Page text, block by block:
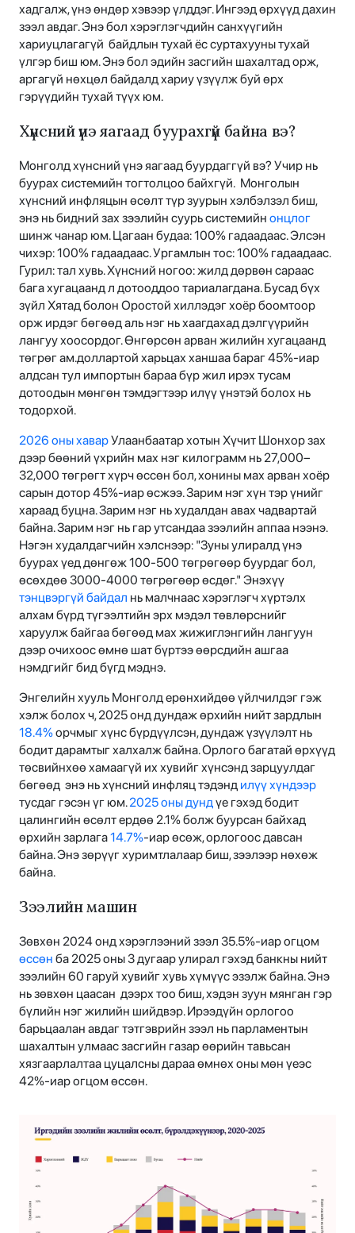
хадгалж, үнэ өндөр хэвээр үлддэг. Ингээд өрхүүд дахин
зээл авдаг. Энэ бол хэрэглэгчдийн санхүүгийн
хариуцлагагүй байдлын тухай ёс суртахууны тухай
үлгэр биш юм. Энэ бол эдийн засгийн шахалтад орж,
аргагүй нөхцөл байдалд хариу үзүүлж буй өрх
гэрүүдийн тухай түүх юм.
Хүнсний үнэ яагаад буурахгүй байна вэ?
Монголд хүнсний үнэ яагаад буурдаггүй вэ? Учир нь
буурах системийн тогтолцоо байхгүй. Монголын
хүнсний инфляцын өсөлт түр зуурын хэлбэлзэл биш,
энэ нь бидний зах зээлийн суурь системийн онцлог
шинж чанар юм. Цагаан будаа: 100% гадаадаас. Элсэн
чихэр: 100% гадаадаас. Ургамлын тос: 100% гадаадаас.
Гурил: тал хувь. Хүнсний ногоо: жилд дөрвөн сараас
бага хугацаанд л дотооддоо тариалагдана. Бусад бүх
зүйл Хятад болон Оростой хиллэдэг хоёр боомтоор
орж ирдэг бөгөөд аль нэг нь хаагдахад дэлгүүрийн
лангуу хоосордог. Өнгөрсөн арван жилийн хугацаанд
төгрөг ам.доллартой харьцах ханшаа бараг 45%-иар
алдсан тул импортын бараа бүр жил ирэх тусам
дотоодын мөнгөн тэмдэгтээр илүү үнэтэй болох нь
тодорхой.
2026 оны хаварУлаанбаатар хотын Хүчит Шонхор зах
дээр бөөний үхрийн мах нэг килограмм нь 27,000–
32,000 төгрөгт хүрч өссөн бол, хонины мах арван хоёр
сарын дотор 45%-иар өсжээ. Зарим нэг хүн тэр үнийг
хараад буцна. Зарим нэг нь худалдан авах чадвартай
байна. Зарим нэг нь гар утсандаа зээлийн аппаа нээнэ.
Нэгэн худалдагчийн хэлснээр: "Зуны улиралд үнэ
буурах үед дөнгөж 100-500 төгрөгөөр буурдаг бол,
өсөхдөө 3000-4000 төгрөгөөр өсдөг." Энэхүү
тэнцвэргүй байдал нь малчнаас хэрэглэгч хүртэлх
алхам бүрд түгээлтийн эрх мэдэл төвлөрснийг
харуулж байгаа бөгөөд мах жижиглэнгийн лангуун
дээр очихоос өмнө шат бүртээ өөрсдийн ашгаа
нэмдгийг бид бүгд мэднэ.
Энгелийн хууль Монголд ерөнхийдөө үйлчилдэг гэж
хэлж болох ч, 2025 онд дундаж өрхийн нийт зардлын
18.4%орчмыг хүнс бүрдүүлсэн, дундаж үзүүлэлт нь
бодит дарамтыг халхалж байна. Орлого багатай өрхүүд
төсвийнхөө хамаагүй их хувийг хүнсэнд зарцуулдаг
бөгөөд энэ нь хүнсний инфляц тэдэнд илүү хүндээр
тусдаг гэсэн үг юм.2025 оны дундүе гэхэд бодит
цалингийн өсөлт ердөө 2.1% болж буурсан байхад
өрхийн зарлага14.7%-иар өсөж, орлогоос давсан
байна. Энэ зөрүүг хуримтлалаар биш, зээлээр нөхөж
байна.
Зээлийн машин
Зөвхөн 2024 онд хэрэглээний зээл 35.5%-иар огцом
өссөн ба 2025 оны 3 дугаар улирал гэхэд банкны нийт
зээлийн 60 гаруй хувийг хувь хүмүүс эзэлж байна. Энэ
нь зөвхөн цаасан дээрх тоо биш, хэдэн зуун мянган гэр
бүлийн нэг жилийн шийдвэр. Ирээдүйн орлогоо
барьцаалан авдаг тэтгэврийн зээл нь парламентын
шахалтын улмаас засгийн газар өөрийн тавьсан
хязгаарлалтаа цуцалсны дараа өмнөх оны мөн үеэс
42%-иар огцом өссөн.